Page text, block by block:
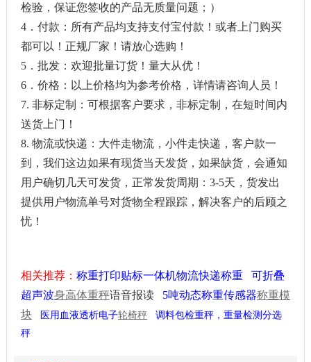
检验，保证您签收的产品无质量问题；）
4．付款：所有产品均支持支付宝付款！或者上门购买
都可以！正规厂家！请放心选购！
5．批发：欢迎批量订货！量大从优！
6．价格：以上价格均为参考价格，详情请咨询人员！
7. 非标定制：可根据客户要求，非标定制，在短时间内
送货上门！
8. 物流或快递：大件走物流，小件走快递，客户款一
到，我们这边如果有现货当天发货，如果缺货，会通知
用户确切几天可发货，正常发货周期：3-5天，货发出
提供用户物流单号对货物全程跟踪，解决客户的后顾之
忧！
相关推荐： 称重打印贴标一体机物流快递称重
可折叠
超声波身高体重秤语音报读 5吨动态称重传感器称重模
块
医用血液透析电子轮椅秤
调料包检重秤，重量检测分选
秤